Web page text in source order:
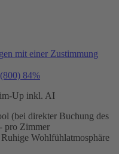
mit einer Zustimmung
(800) 84%
Up inkl. AI
(bei direkter Buchung des
pro Zimmer
Wohlfühlatmosphäre